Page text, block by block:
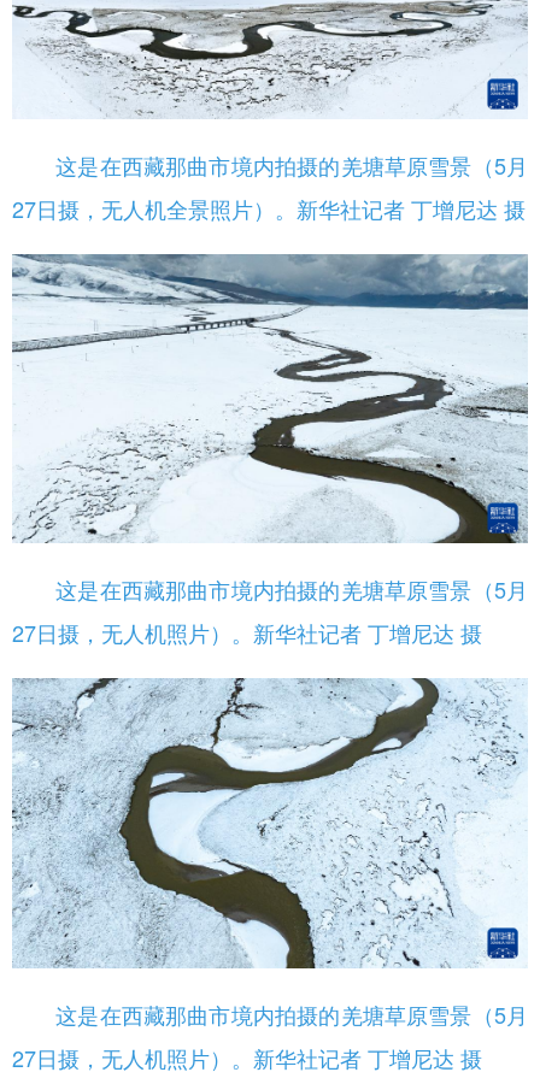
这是在西藏那曲市境内拍摄的羌塘草原雪景（5月
27日摄，无人机全景照片）。新华社记者 丁增尼达 摄
这是在西藏那曲市境内拍摄的羌塘草原雪景（5月
27日摄，无人机照片）。新华社记者 丁增尼达 摄
这是在西藏那曲市境内拍摄的羌塘草原雪景（5月
27日摄，无人机照片）。新华社记者 丁增尼达 摄